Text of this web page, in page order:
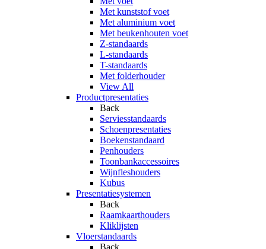
Met kunststof voet
Met aluminium voet
Met beukenhouten voet
Z-standaards
L-standaards
T-standaards
Met folderhouder
View All
Productpresentaties
Back
Serviesstandaards
Schoenpresentaties
Boekenstandaard
Penhouders
Toonbankaccessoires
Wijnfleshouders
Kubus
Presentatiesystemen
Back
Raamkaarthouders
Kliklijsten
Vloerstandaards
Back